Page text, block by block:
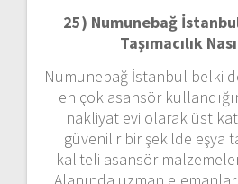
25) Numunebağ
Taşımacılık
Numunebağ İstanbul belki
en çok asansör
nakliyat evi olarak üst
güvenilir bir şekilde eşya
kaliteli asansör
Alanında uzman